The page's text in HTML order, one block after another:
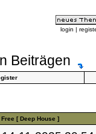
login |
Beiträgen
[ Deep House ]